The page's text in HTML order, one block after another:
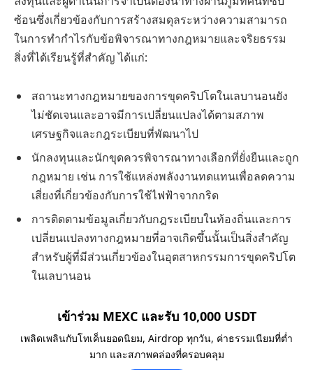
ซ้อนซึ่งเกี่ยวข้องกับการสร้างสมดุลระหว่างความสามารถ
ในการทำกำไรกับข้อพิจารณาทางกฎหมายและจริยธรรม
สิ่งที่ได้เรียนรู้ที่สำคัญ ได้แก่:
สถานะทางกฎหมายของการขุดคริปโตในเลบานอนยัง
ไม่ชัดเจนและอาจมีการเปลี่ยนแปลงได้ตามสภาพ
เศรษฐกิจและกฎระเบียบที่พัฒนาไป
นักลงทุนและนักขุดควรพิจารณาทางเลือกที่ยั่งยืนและถูก
กฎหมาย เช่น การใช้แหล่งพลังงานทดแทนเพื่อลดความ
เสี่ยงที่เกี่ยวข้องกับการใช้ไฟฟ้าจากกริด
การติดตามข้อมูลเกี่ยวกับกฎระเบียบในท้องถิ่นและการ
เปลี่ยนแปลงทางกฎหมายที่อาจเกิดขึ้นนั้นเป็นสิ่งสำคัญ
สำหรับผู้ที่มีส่วนเกี่ยวข้องในอุตสาหกรรมการขุดคริปโต
ในเลบานอน
เข้าร่วม MEXC และรับ 10,000 USDT
เพลิดเพลินกับโทเค็นยอดนิยม, Airdrop ทุกวัน, ค่าธรรมเนียมที่ต่ำ
มาก และสภาพคล่องที่ครอบคลุม